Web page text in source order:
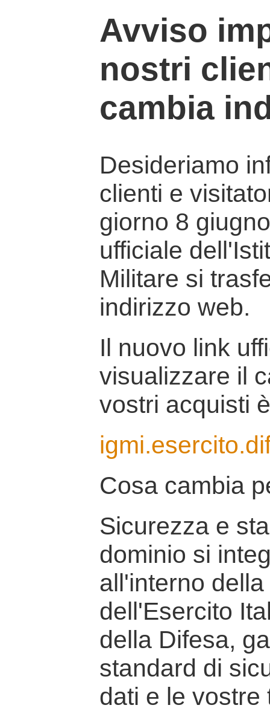
Avviso
nostri
cambia
Desideriamo
clienti e
giorno 8
ufficiale
Militare si
indirizzo web.
Il nuovo link
visualizzare il
vostri acquisti
Cosa cambia
Sicurezza e
dominio si
all'interno
dell'Esercito
della Difesa,
standard di
dati e le vostre